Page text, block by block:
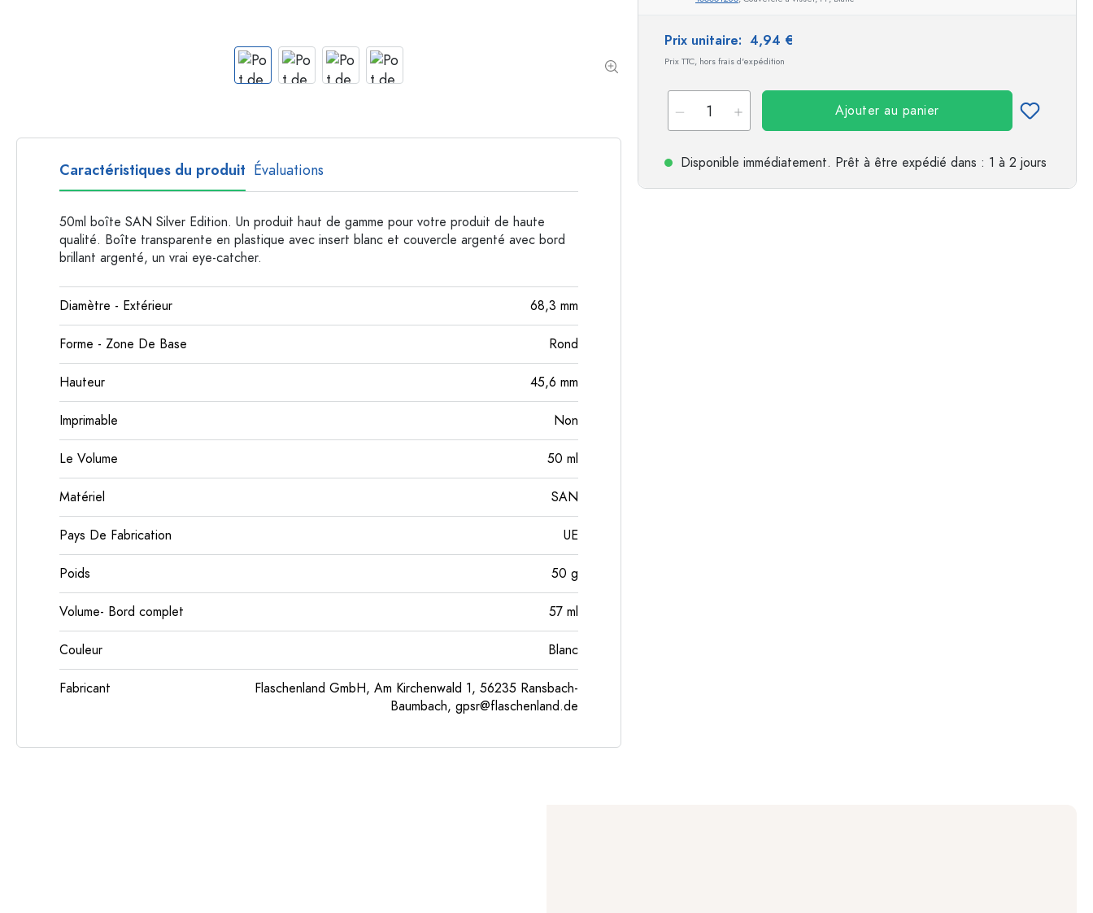
Bouteilles à anse
Bouteilles à goulot long
Bouteilles polygonales
Bouteilles cylindriques
Bouteilles par matière
Bouteilles en verre
Bouteilles en plastique
Prix unitaire: 4,94 €
Prix TTC, hors frais d'expédition
Ajouter au panier
Disponible immédiatement. Prêt à être expédié dans : 1 à 2 jours
Caractéristiques du produit Évaluations
50ml boîte SAN Silver Edition. Un produit haut de gamme pour votre produit de haute
qualité. Boîte transparente en plastique avec insert blanc et couvercle argenté avec bord
brillant argenté, un vrai eye-catcher.
Diamètre - Extérieur 68,3 mm
Forme - Zone De Base Rond
Hauteur 45,6 mm
Imprimable Non
Le Volume 50 ml
Matériel SAN
Pays De Fabrication UE
Poids 50 g
Volume- Bord complet 57 ml
Couleur Blanc
Fabricant
Flaschenland GmbH, Am Kirchenwald 1, 56235 Ransbach-
Baumbach, gpsr@flaschenland.de